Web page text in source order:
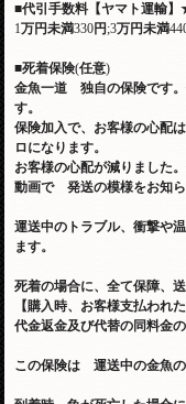
■代引手数料【ヤマト運輸】
1万円未満330円 ;3万円未満
■死着保険(任意)
金魚一道 独自の保険です。
す。
保険加入で、お客様の心配
ロになります。
お客様の心配が減りました
動画で 発送の模様をお知ら
運送中のトラブル、衝撃や
ます。
死着の場合に、全て保障、
【購入時、お客様支払われ
代金返金及び代替の同料金
この保険は 運送中の金魚の